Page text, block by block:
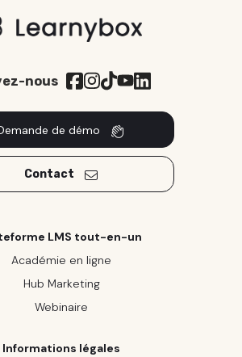
nous
LMS tout-en-un
Académie en ligne
Hub Marketing
Webinaire
Informations légales
de démo
Contact